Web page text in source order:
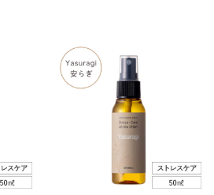
ク・エアープラス
ンアロマ
グプレミアム
201-074